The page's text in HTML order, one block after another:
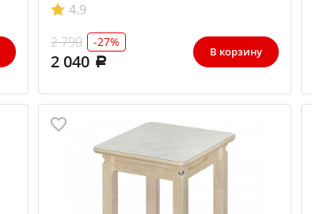
4.9
2 790
-27%
2 040 В корзину